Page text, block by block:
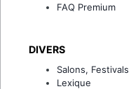
FAQ Premium
DIVERS
Salons, Festivals
Lexique